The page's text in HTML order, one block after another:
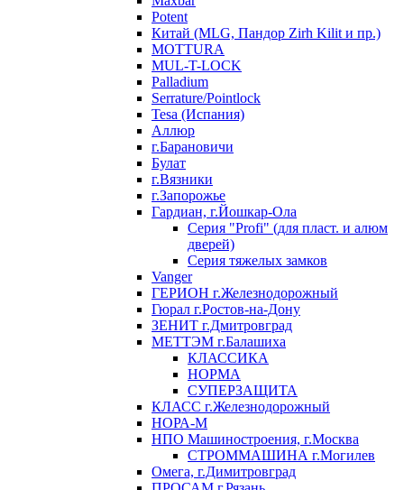
Potent
Китай (MLG, Пандор Zirh Kilit и пр.)
MOTTURA
MUL-T-LOCK
Palladium
Serrature/Pointlock
Tesa (Испания)
Аллюр
г.Барановичи
Булат
г.Вязники
г.Запорожье
Гардиан, г.Йошкар-Ола
Серия "Profi" (для пласт. и алюм
дверей)
Серия тяжелых замков
Vanger
ГЕРИОН г.Железнодорожный
Гюрал г.Ростов-на-Дону
ЗЕНИТ г.Дмитровград
МЕТТЭМ г.Балашиха
КЛАССИКА
НОРМА
СУПЕРЗАЩИТА
КЛАСС г.Железнодорожный
НОРА-М
НПО Машиностроения, г.Москва
СТРОММАШИНА г.Могилев
Омега, г.Димитровград